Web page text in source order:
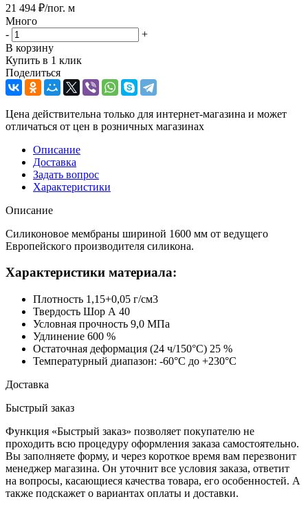
21 494 ₽/пог. м
Много
-
+
В корзину
Купить в 1 клик
Поделиться
Цена действительна только для интернет-магазина и может
отличаться от цен в розничных магазинах
Описание
Доставка
Задать вопрос
Характеристики
Описание
Силиконовое мембраны шириной 1600 мм от ведущего
Европейского производителя силикона.
Характеристики материала:
Плотность 1,15+0,05 г/см3
Твердость Шор А 40
Условная прочность 9,0 МПа
Удлинение 600 %
Остаточная деформация (24 ч/150°С) 25 %
Температурный диапазон: -60°С до +230°С
Доставка
Быстрый заказ
Функция «Быстрый заказ» позволяет покупателю не
проходить всю процедуру оформления заказа самостоятельно.
Вы заполняете форму, и через короткое время вам перезвонит
менеджер магазина. Он уточнит все условия заказа, ответит
на вопросы, касающиеся качества товара, его особенностей. А
также подскажет о вариантах оплаты и доставки.